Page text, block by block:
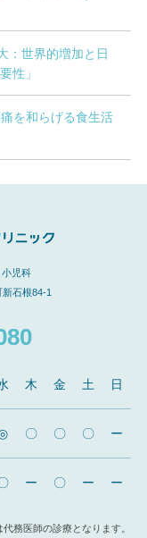
：世界的増加と日
性」
を和らげる食生活
児科
石根84-1
木 金 土 日
〇 〇 〇 ー
ー 〇 ー ー
務医師の診療となります。